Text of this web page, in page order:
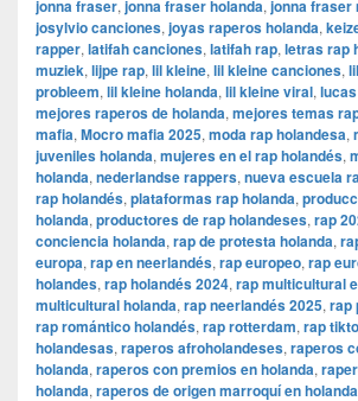
jonna fraser, jonna fraser holanda, jonna fraser
josylvio canciones, joyas raperos holanda,
rapper, latifah canciones, latifah rap, letras rap
muziek, lijpe rap, lil kleine, lil kleine canciones,
probleem, lil kleine holanda, lil kleine viral,
mejores raperos de holanda, mejores temas
mafia, Mocro mafia 2025, moda rap holandesa,
juveniles holanda, mujeres en el rap holandés,
holanda, nederlandse rappers, nueva escuela
rap holandés, plataformas rap holanda,
holanda, productores de rap holandeses, rap
conciencia holanda, rap de protesta holanda,
europa, rap en neerlandés, rap europeo, rap
holandes, rap holandés 2024, rap multicultural
multicultural holanda, rap neerlandés 2025, rap
rap romántico holandés, rap rotterdam, rap
holandesas, raperos afroholandeses, raperos
holanda, raperos con premios en holanda,
holanda, raperos de origen marroquí en holanda